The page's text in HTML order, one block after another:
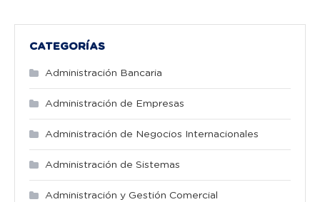
CATEGORÍAS
Administración Bancaria
Administración de Empresas
Administración de Negocios Internacionales
Administración de Sistemas
Administración y Gestión Comercial